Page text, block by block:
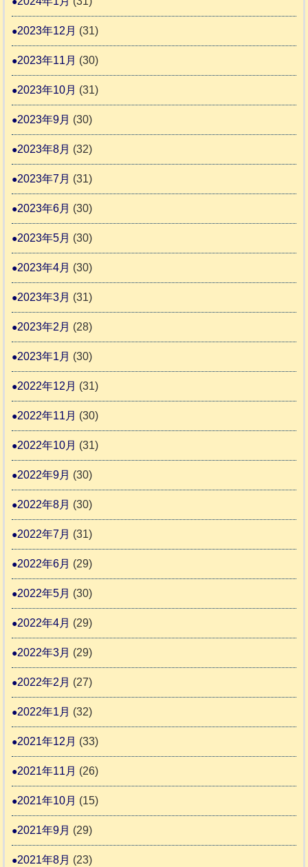
2023年12月 (31)
2023年11月 (30)
2023年10月 (31)
2023年9月 (30)
2023年8月 (32)
2023年7月 (31)
2023年6月 (30)
2023年5月 (30)
2023年4月 (30)
2023年3月 (31)
2023年2月 (28)
2023年1月 (30)
2022年12月 (31)
2022年11月 (30)
2022年10月 (31)
2022年9月 (30)
2022年8月 (30)
2022年7月 (31)
2022年6月 (29)
2022年5月 (30)
2022年4月 (29)
2022年3月 (29)
2022年2月 (27)
2022年1月 (32)
2021年12月 (33)
2021年11月 (26)
2021年10月 (15)
2021年9月 (29)
2021年8月 (23)